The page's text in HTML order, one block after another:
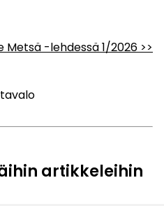
-lehdessä 1/2026 >>
artikkeleihin